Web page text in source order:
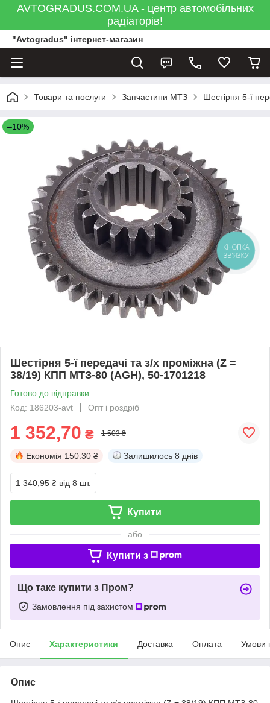
AVTOGRADUS.COM.UA - центр автомобільних
радіаторів!
"Avtogradus" інтернет-магазин
Товари та послуги Запчастини МТЗ Шестірня 5-ї
–10%
Шестірня 5-ї передачі та з/х проміжна (Z =
38/19) КПП МТЗ-80 (AGH), 50-1701218
Готово до відправки
Код: 186203-avt
Опт і роздріб
1 352,70 ₴ 1 503 ₴
Економія 150.30 ₴ Залишилось 8 днів
1 340,95 ₴ від 8 шт.
Купити
або
Купити з
Що таке купити з Пром?
Замовлення під захистом
Опис Характеристики Доставка Оплата Умови
Опис
КНОПКА
ЗВ'ЯЗКУ